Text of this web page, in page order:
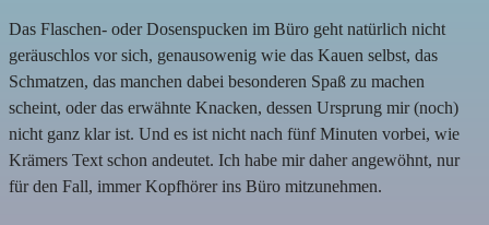
Das Flaschen- oder Dosenspucken im Büro geht natürlich nicht
geräuschlos vor sich, genausowenig wie das Kauen selbst, das
Schmatzen, das manchen dabei besonderen Spaß zu machen
scheint, oder das erwähnte Knacken, dessen Ursprung mir (noch)
nicht ganz klar ist. Und es ist nicht nach fünf Minuten vorbei, wie
Krämers Text schon andeutet. Ich habe mir daher angewöhnt, nur
für den Fall, immer Kopfhörer ins Büro mitzunehmen.